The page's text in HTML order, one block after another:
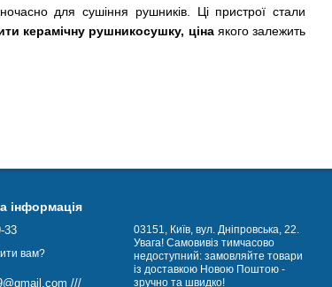
для сушіння рушників. Ці пристрої стали
керамічну рушникосушку, цінаякого залежить
інформація
33
вам?
///
03151, Київ, вул. Дніпровська, 22.
Увага! Самовивіз тимчасово
недоступний: замовляйте товари
із доставкою Новою Поштою -
зручно та швидко!